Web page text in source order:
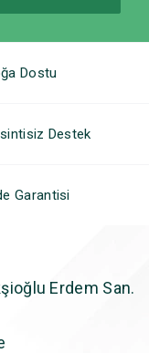
Dostu
Destek
Garantisi
Erdem San.